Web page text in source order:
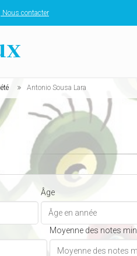
Nous contacter
Antonio Sousa Lara
Âge
Moyenne des notes min